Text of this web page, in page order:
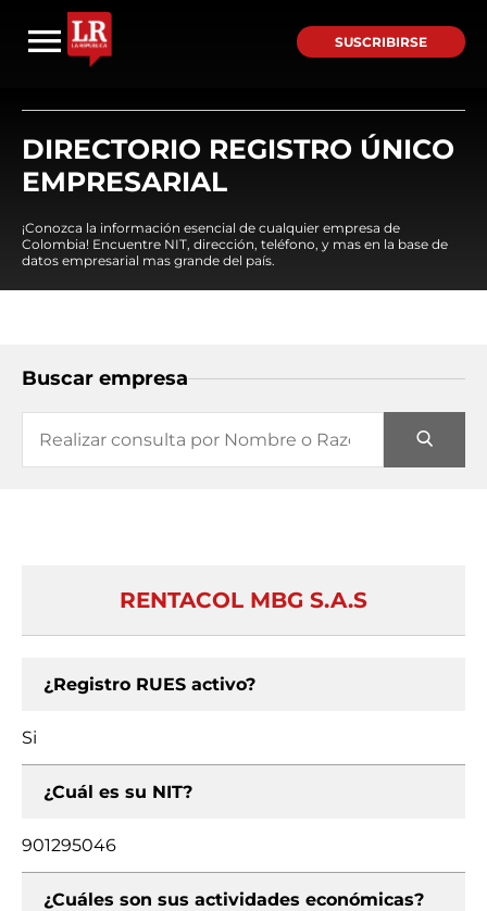
SUSCRIBIRSE
DIRECTORIO REGISTRO ÚNICO
EMPRESARIAL
¡Conozca la información esencial de cualquier empresa de
Colombia! Encuentre NIT, dirección, teléfono, y mas en la base de
datos empresarial mas grande del país.
Buscar empresa
RENTACOL MBG S.A.S
¿Registro RUES activo?
Si
¿Cuál es su NIT?
901295046
¿Cuáles son sus actividades económicas?